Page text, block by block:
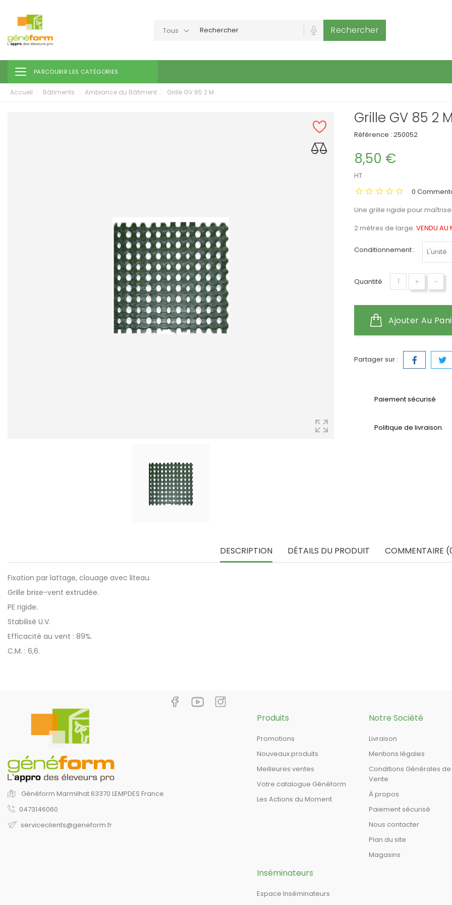
Tous Rechercher
Toggle navigation
PARCOURIR LES CATÉGORIES
Accueil Bâtiments Ambiance du Bâtiment Grille GV 85 2 M
Grille GV 85 2
Référence : 250052
8,50 €
HT
0
Une grille rigide pour
2 mètres de large. VENDU AU
Conditionnement :
Quantité + -
Ajouter Au
Partager sur :
Paiement sécurisé
Politique de livraison.
DESCRIPTION DÉTAILS DU PRODUIT COMMENTAIRE
Fixation par lattage, clouage avec liteau.
Grille brise-vent extrudée.
PE rigide.
Stabilisé U.V.
Efficacité au vent : 89%.
C.M. : 6,6.
Généform Marmilhat 63370 LEMPDES France
0473146060
serviceclients@geneform.fr
Produits
Promotions
Nouveaux produits
Meilleures ventes
Votre catalogue Généform
Les Actions du Moment
Notre Société
Livraison
Mentions légales
Conditions Générales de
Vente
À propos
Paiement sécurisé
Nous contacter
Plan du site
Magasins
Inséminateurs
Espace Inséminateurs